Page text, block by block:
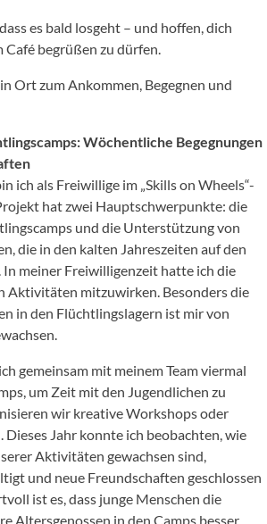
es bald losgeht – und hoffen, dich
Café begrüßen zu dürfen.
Ort zum Ankommen, Begegnen und
Wöchentliche Begegnungen
ich als Freiwillige im „Skills on Wheels“-
hat zwei Hauptschwerpunkte: die
und die Unterstützung von
die in den kalten Jahreszeiten auf den
In meiner Freiwilligenzeit hatte ich die
Aktivitäten mitzuwirken. Besonders die
in den Flüchtlingslagern ist mir von
gemeinsam mit meinem Team viermal
um Zeit mit den Jugendlichen zu
wir kreative Workshops oder
Jahr konnte ich beobachten, wie
Aktivitäten gewachsen sind,
und neue Freundschaften geschlossen
ist es, dass junge Menschen die
Altersgenossen in den Camps besser